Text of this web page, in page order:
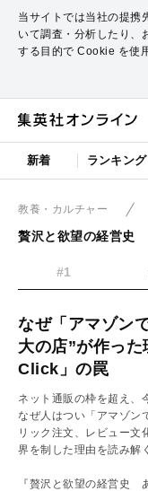
当サイトでは当社の提携
いて調査・分析したり、
する目的で Cookie を使
新着 ランキング
教養・カルチャー
贅沢と欲望の経営史
#1
なぜ「アマゾン
大の店”が作っ
Click」の罠
ネット通販の枠を超え、
なぜ人はつい「アマゾ
リック注文、レビュー
界を制した理由を読み解
『贅沢と欲望の経営史